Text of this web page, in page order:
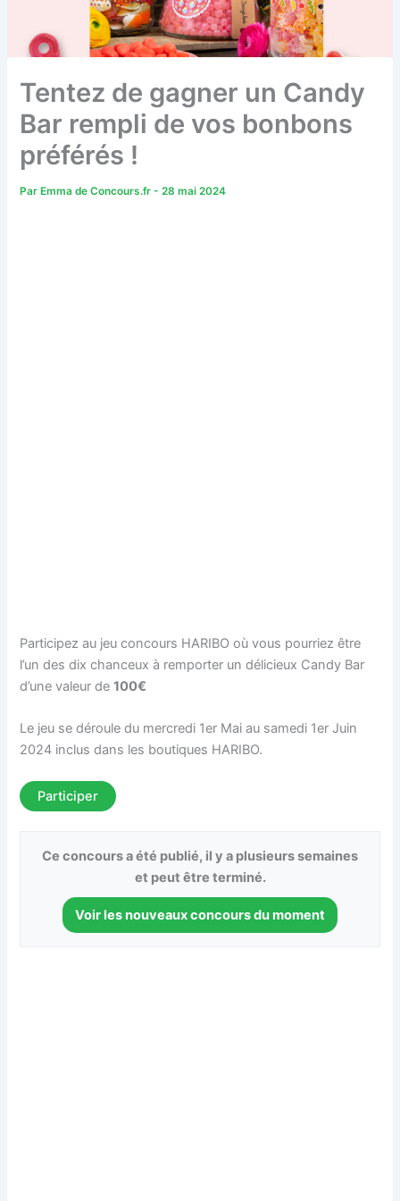
Tentez de gagner un Candy
Bar rempli de vos bonbons
préférés !
Par Emma de Concours.fr-28 mai 2024
Participez au jeu concours HARIBO où vous pourriez être
l’un des dix chanceux à remporter un délicieux Candy Bar
d’une valeur de100€
Le jeu se déroule du mercredi 1er Mai au samedi 1er Juin
2024 inclus dans les boutiques HARIBO.
Participer
Ce concours a été publié, il y a plusieurs semaines
et peut être terminé.
Voir les nouveaux concours du moment